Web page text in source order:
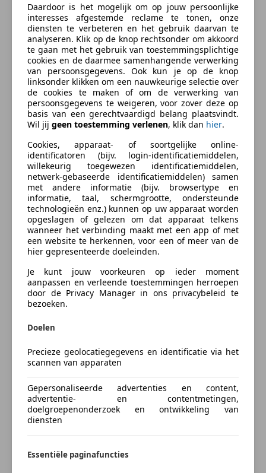
Entertainment en Media
Boordcomputer
Radio
Veiligheid en beveiliging
ABS
Airbag bestuurder
Airbag passagier
Alarm
Centrale deurvergrendeling met afstandsbediening
Centrale vergrendeling
Mistlampen
Startonderbreker
Stuurbekrachtiging
Traction control
Zij-airbags
4.0 V8 Super 364 PK Automaat, Origineel Nederlandse
auto, Youngtimer met dagwaarde bijtelling bij
zakelijke aanschaf, Elektrisch schuif/kanteldak,
Volledig leder interieur met stoelverwarming voor +
achterin, Elektrisch verstelbare stoelen met 3
geheugenstanden + elektrisch verstelbaar stuurwiel,
Cruise control, Climate control, Lichtmetalen velgen,
Houten dashboardinleg.
Iedere werkdag geopend van 8.30 tot 20.00 uur,
zaterdag van 9.00 tot 17.00 uur. De door ons
genoemde communicatieadviesprijzen zijn inclusief
onvermijdbare kosten benodigd voor levering van de
auto. Optionele pakketten en-/of uitrusting zijn altijd
een keuze van de consument en worden tegen
meerprijs geleverd. Voor meer foto's van dit voertuig
bezoekt u onze website www.hazet.nl. Inruil- en
financiering van uw auto is mogelijk. Tevens financial
lease beschikbaar met zeer gunstige tarieven en
acceptatievoorwaarden, ook voor ZZP’ers. Ons adres:
Transitoweg 2, 4051 CA, Ochten. Bellen of Whatsapp:
+31344242010.
Algemene informatie
Prestaties
Acceleratie (0-100):
meer
Zakelijk leasen
Bereken uw zakelijke lease!
Nu zakelijk leasen vanaf€ 134,- p/m
Vraag offerte aan
Verzekering
Autoverzekering van de
INDEPENDER
Bereken je premie
Daardoor is het mogelijk om op jouw persoonlijke
interesses afgestemde reclame te tonen, onze
diensten te verbeteren en het gebruik daarvan te
analyseren. Klik op de knop rechtsonder om akkoord
te gaan met het gebruik van toestemmingsplichtige
cookies en de daarmee samenhangende verwerking
van persoonsgegevens. Ook kun je op de knop
linksonder klikken om een nauwkeurige selectie over
de cookies te maken of om de verwerking van
persoonsgegevens te weigeren, voor zover deze op
basis van een gerechtvaardigd belang plaatsvindt.
Wil jij geen toestemming verlenen, klik dan hier.
Cookies, apparaat- of soortgelijke online-
identificatoren (bijv. login-identificatiemiddelen,
willekeurig toegewezen identificatiemiddelen,
netwerk-gebaseerde identificatiemiddelen) samen
met andere informatie (bijv. browsertype en
informatie, taal, schermgrootte, ondersteunde
technologieën enz.) kunnen op uw apparaat worden
opgeslagen of gelezen om dat apparaat telkens
wanneer het verbinding maakt met een app of met
een website te herkennen, voor een of meer van de
hier gepresenteerde doeleinden.
Je kunt jouw voorkeuren op ieder moment
aanpassen en verleende toestemmingen herroepen
door de Privacy Manager in ons privacybeleid te
bezoeken.
Doelen
Precieze geolocatiegegevens en identificatie via het
scannen van apparaten
Gepersonaliseerde advertenties en content,
advertentie- en contentmetingen,
doelgroepenonderzoek en ontwikkeling van
diensten
Essentiële paginafuncties